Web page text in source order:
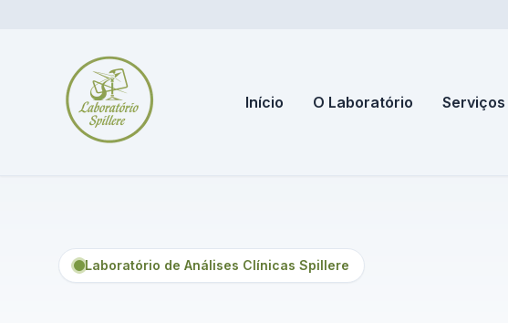
Início O Laboratório Serviços
Laboratório de Análises Clínicas Spillere